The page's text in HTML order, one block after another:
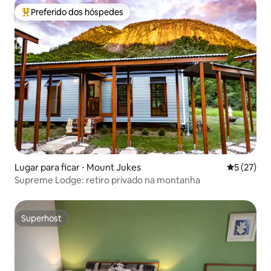
Entre os melhores preferidos dos hóspedes
Preferido dos hóspedes
Lugar para ficar ⋅ Mount Jukes 5 de uma
5 (27)
Supreme Lodge: retiro privado na montanha
Superhost
Superhost